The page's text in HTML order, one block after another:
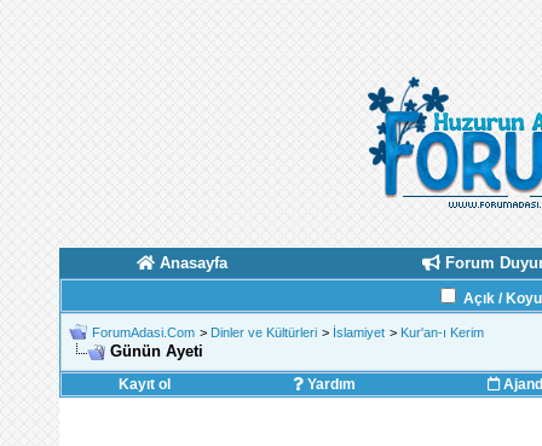
Anasayfa Forum
Açık /
ForumAdasi.Com > Dinler ve Kültürleri > İslamiyet > Kur'an-ı Kerim
Günün Ayeti
Kayıt ol Yardım